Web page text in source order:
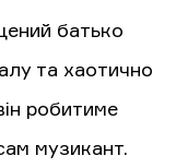
батько
та хаотично
робитиме
музикант.